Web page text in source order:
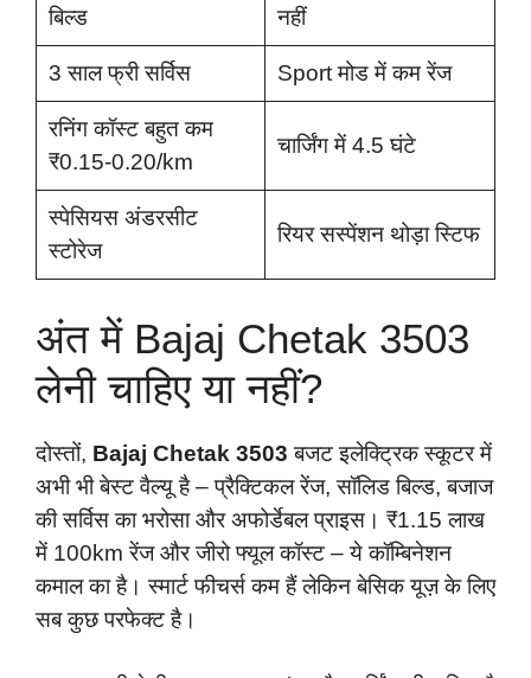
बिल्ड नहीं
3 साल फ्री सर्विस Sport मोड में कम रेंज
रनिंग कॉस्ट बहुत कम
₹0.15-0.20/km
चार्जिंग में 4.5 घंटे
स्पेसियस अंडरसीट
स्टोरेज
रियर सस्पेंशन थोड़ा स्टिफ
अंत में Bajaj Chetak 3503
लेनी चाहिए या नहीं?
दोस्तों, Bajaj Chetak 3503 बजट इलेक्ट्रिक स्कूटर में
अभी भी बेस्ट वैल्यू है – प्रैक्टिकल रेंज, सॉलिड बिल्ड, बजाज
की सर्विस का भरोसा और अफोर्डेबल प्राइस। ₹1.15 लाख
में 100km रेंज और जीरो फ्यूल कॉस्ट – ये कॉम्बिनेशन
कमाल का है। स्मार्ट फीचर्स कम हैं लेकिन बेसिक यूज़ के लिए
सब कुछ परफेक्ट है।